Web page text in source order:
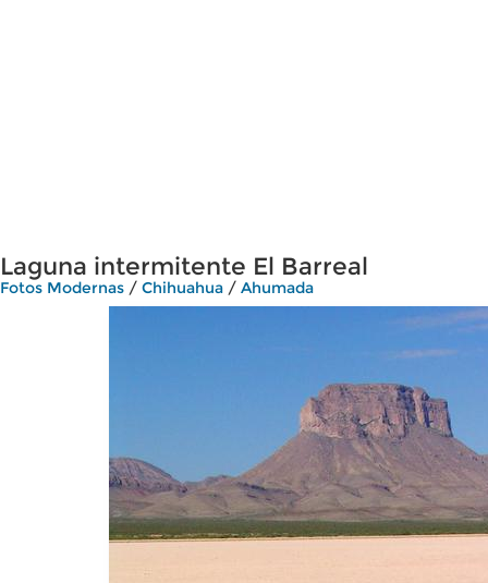
Laguna intermitente El Barreal
Fotos Modernas / Chihuahua / Ahumada